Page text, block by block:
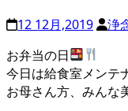
12 12月,2019 浄
お弁当の日
今日は給食室メンテ
お母さん方、みんな